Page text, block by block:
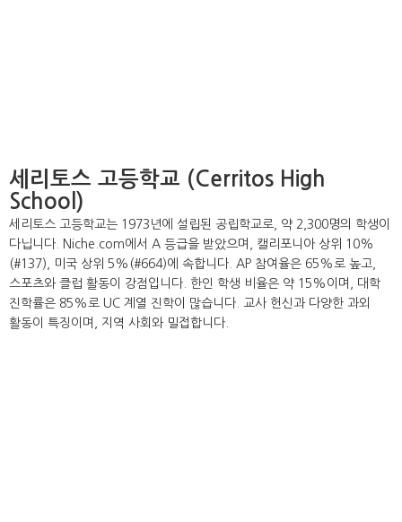
세리토스 고등학교 (Cerritos High
School)
세리토스 고등학교는 1973년에 설립된 공립학교로, 약 2,300명의 학생이
다닙니다. Niche.com에서 A 등급을 받았으며, 캘리포니아 상위 10%
(#137), 미국 상위 5%(#664)에 속합니다. AP 참여율은 65%로 높고,
스포츠와 클럽 활동이 강점입니다. 한인 학생 비율은 약 15%이며, 대학
진학률은 85%로 UC 계열 진학이 많습니다. 교사 헌신과 다양한 과외
활동이 특징이며, 지역 사회와 밀접합니다.